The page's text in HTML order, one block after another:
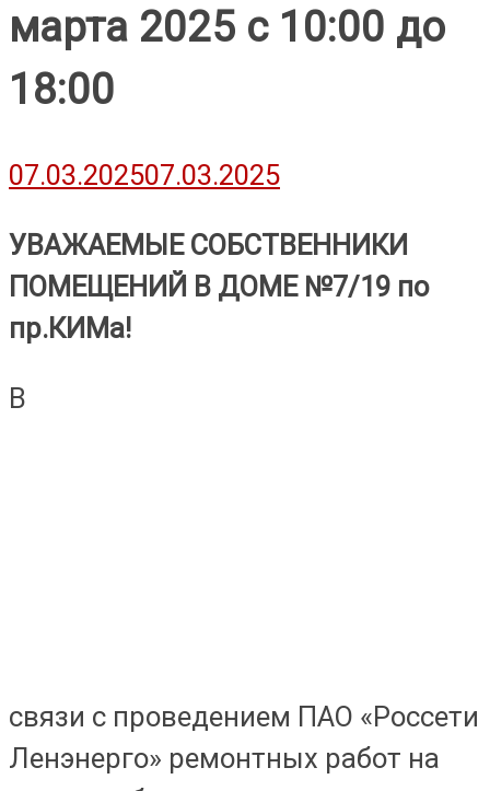
марта 2025 с 10:00 до
18:00
07.03.202507.03.2025
УВАЖАЕМЫЕ СОБСТВЕННИКИ
ПОМЕЩЕНИЙ В ДОМЕ №7/19 по
пр.КИМа!
В
связи с проведением ПАО «Россети
Ленэнерго» ремонтных работ на